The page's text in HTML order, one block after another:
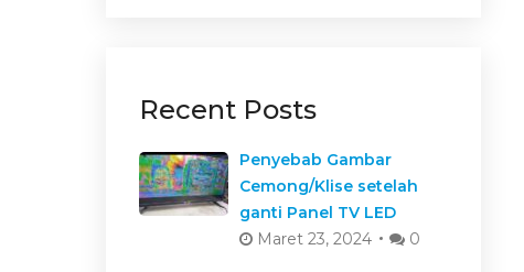
Recent Posts
Penyebab Gambar
Cemong/Klise setelah
ganti Panel TV LED
Maret 23, 2024
0